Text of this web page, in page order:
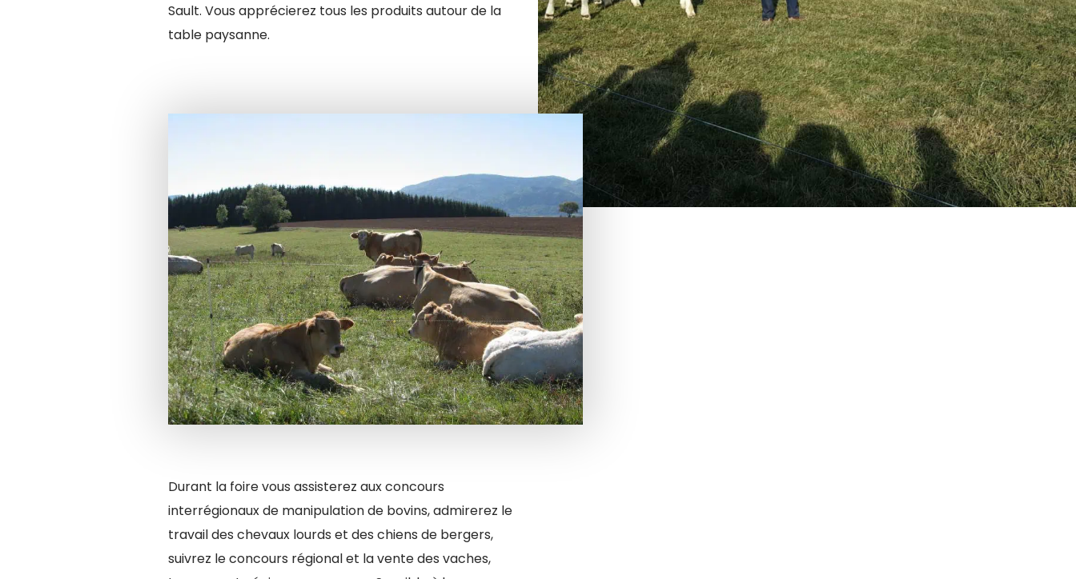
Sault. Vous apprécierez tous les produits autour de la
table paysanne.
Durant la foire vous assisterez aux concours
interrégionaux de manipulation de bovins, admirerez le
travail des chevaux lourds et des chiens de bergers,
suivrez le concours régional et la vente des vaches,